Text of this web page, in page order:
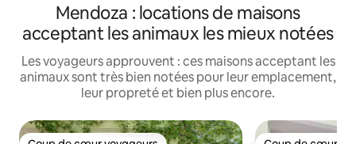
Mendoza : locations de maisons
acceptant les animaux les mieux notées
Les voyageurs approuvent : ces maisons acceptant les
animaux sont très bien notées pour leur emplacement,
leur propreté et bien plus encore.